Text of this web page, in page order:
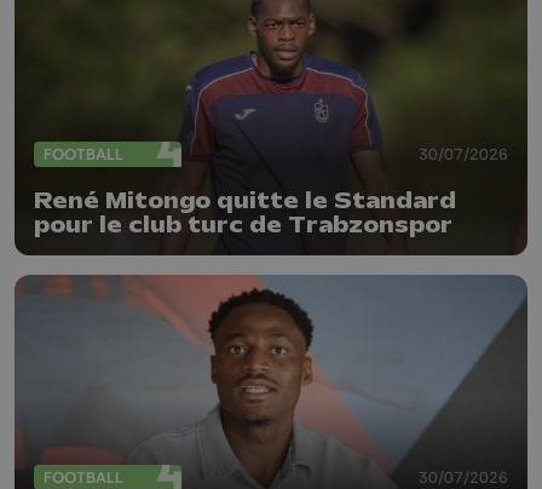
FOOTBALL 30/07/2026
René Mitongo quitte le Standard
pour le club turc de Trabzonspor
FOOTBALL 30/07/2026